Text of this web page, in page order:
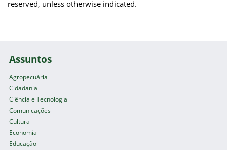
reserved, unless otherwise indicated.
Assuntos
Agropecuária
Cidadania
Ciência e Tecnologia
Comunicações
Cultura
Economia
Educação